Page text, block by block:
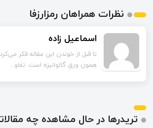
نظرات همراهان رمزارزفا
اسماعیل زاده
تا قبل از خوندن این مقاله فکر
همون ورق گالوانیزه است. تفاو...
تریدرها در حال مشاهده چه